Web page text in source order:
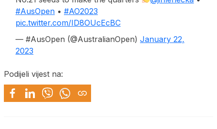
#AusOpen • #AO2023
pic.twitter.com/ID8OUcEcBC
— #AusOpen (@AustralianOpen) January 22,
2023
Podijeli vijest na: